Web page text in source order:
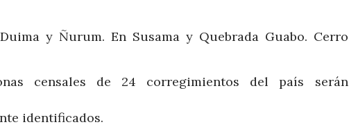
y Ñurum. En Susama y Quebrada Guabo. Cerro
censales de 24 corregimientos del país serán
identificados.